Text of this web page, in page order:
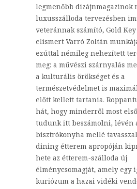
legmenőbb dizájnmagazinok
luxusszálloda tervezésben
veteránnak számító, Gold
elismert Varró Zoltán
ezúttal némileg nehezített
meg: a művészi szárnyalás
a kulturális örökséget és a
természetvédelmet is
előtt kellett tartania.
hát, hogy minderről most
tudunk itt beszámolni, lévén
bisztrókonyha mellé
dining étterem apropóján
hete az étterem-szálloda új
élménycsomagját, amely egy
kuriózum a hazai vidéki